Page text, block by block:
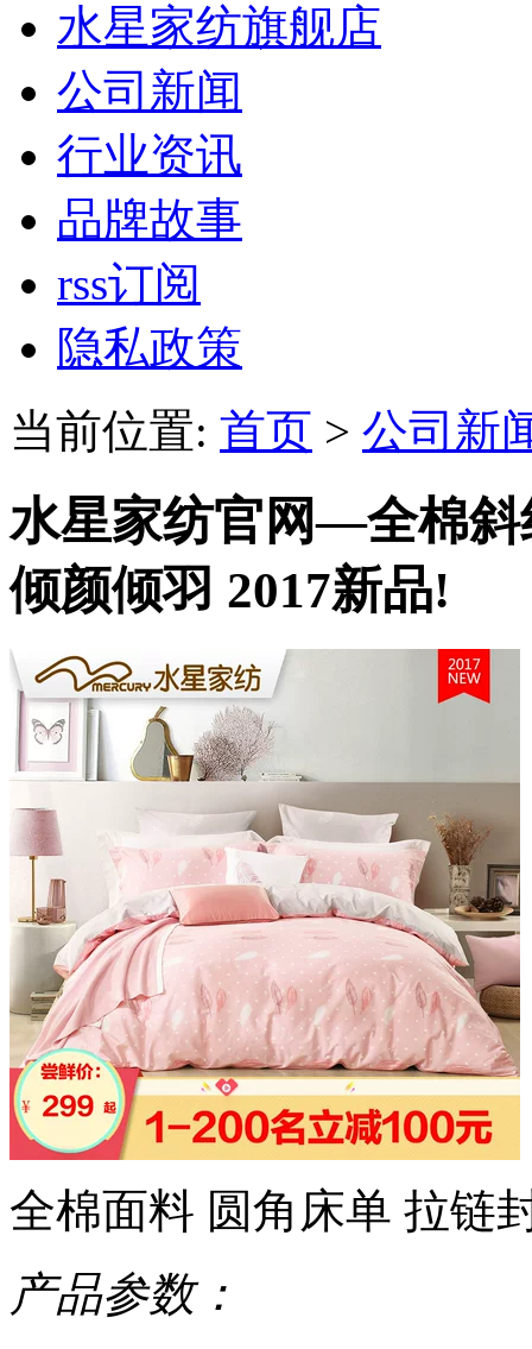
水星家纺旗舰店
公司新闻
行业资讯
品牌故事
rss订阅
隐私政策
当前位置: 首页 > 公司新
水星家纺官网—全棉斜
倾颜倾羽 2017新品!
全棉面料 圆角床单 拉链
产品参数：